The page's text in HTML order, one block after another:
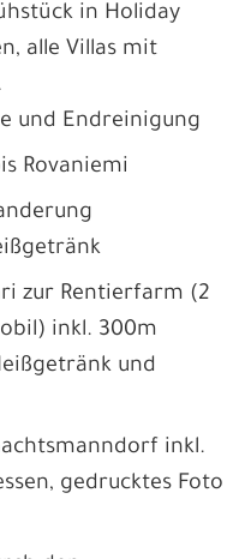
in Holiday
alle Villas mit
und Endreinigung
Rovaniemi
zur Rentierfarm (2
inkl. 300m
und
inkl.
gedrucktes Foto